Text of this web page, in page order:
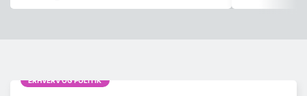
ERHVERV OG POLITIK